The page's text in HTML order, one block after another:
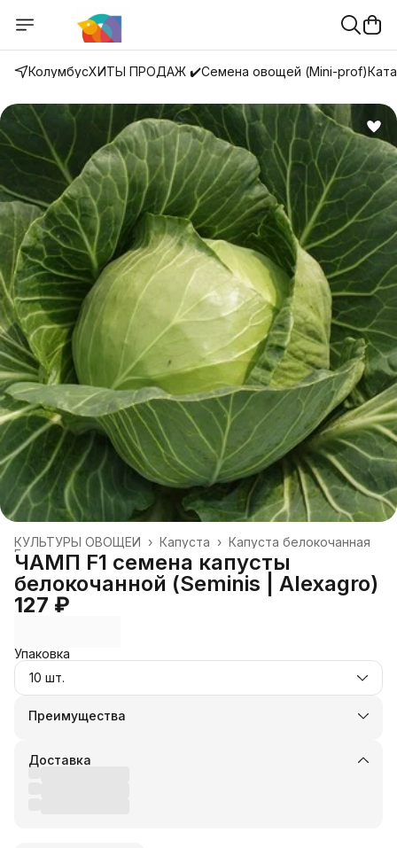
КолумбусХИТЫ ПРОДАЖ ✔️Семена овощей (Mini-prof)
Капуста белокочанная
Капуста ›
КУЛЬТУРЫ ОВОЩЕЙ ›
Главная ›
ЧАМП F1 семена капусты
белокочанной (Seminis | Alexagro)
127 ₽
Упаковка
10 шт.
Преимущества
Оплата частями в Сплит
Удобный возврат
Доставка